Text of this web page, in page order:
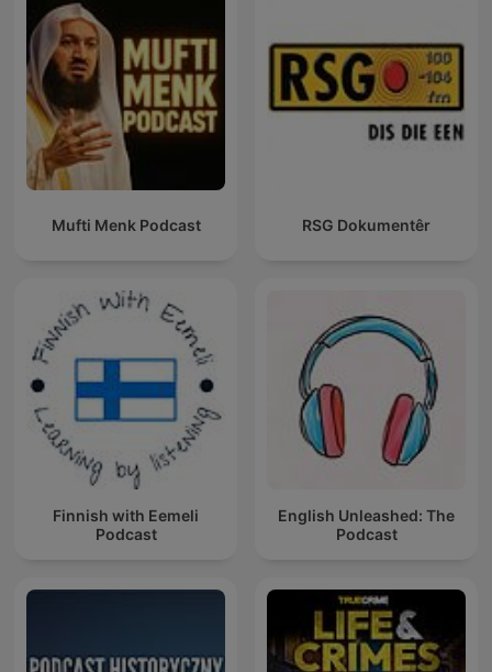
Mufti Menk Podcast RSG Dokumentêr
Finnish with Eemeli
Podcast
English Unleashed: The
Podcast